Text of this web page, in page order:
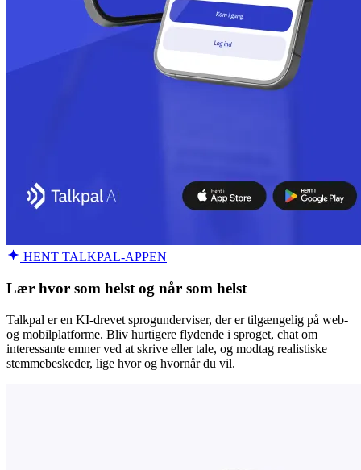
HENT TALKPAL-APPEN
Lær hvor som helst og når som helst
Talkpal er en KI-drevet sprogunderviser, der er tilgængelig på web-
og mobilplatforme. Bliv hurtigere flydende i sproget, chat om
interessante emner ved at skrive eller tale, og modtag realistiske
stemmebeskeder, lige hvor og hvornår du vil.